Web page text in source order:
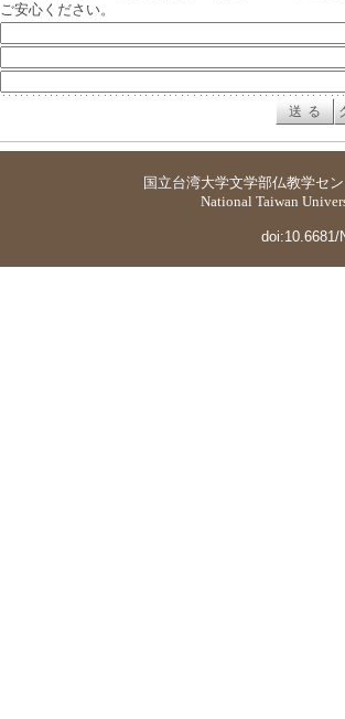
ご安心ください。
国立台湾大学文学部仏教学セ
National Taiwan
doi:10.6681/